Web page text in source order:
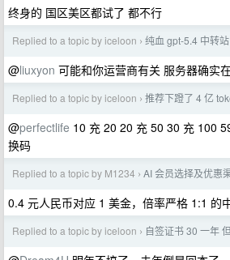
终身的 国区美区都试了 都不行
Replied to a topic by iceloon › 纯血 gpt-5.4 中转站
@liuxyon 可能和你运营商有关 服务器确实
Replied to a topic by iceloon › 推荐下蹬了 4 亿
@perfectlife 10 充 20 20 充 50 30 充 100
换码
Replied to a topic by M1234 › AI 会员选择及优惠
0.4 元人民币对应 1 美金，倍率严格 1:1 的
Replied to a topic by iceloon › 自签证书 30 一年